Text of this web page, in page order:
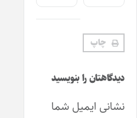
چاپ
دیدگاهتان را بنویسید
نشانی ایمیل شما